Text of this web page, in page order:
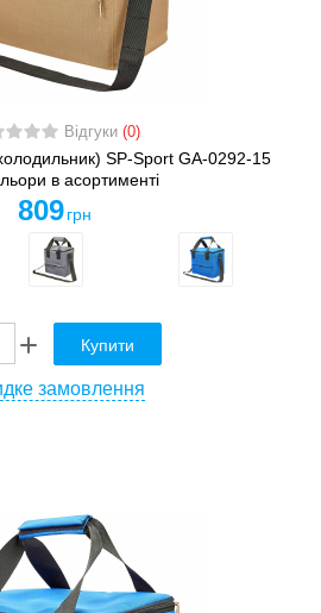
Відгуки (0)
SP-Sport GA-0292-15
в асортименті
809 грн
Купити
замовлення